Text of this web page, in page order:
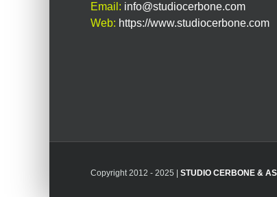
Email: info@studiocerbone.com
Web: https://www.studiocerbone.com
Copyright 2012 - 2025 | STUDIO CERBONE &